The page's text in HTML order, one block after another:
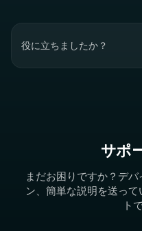
役に立ちましたか？
サポ
まだお困りですか？デ
ン、簡単な説明を送っ
ト